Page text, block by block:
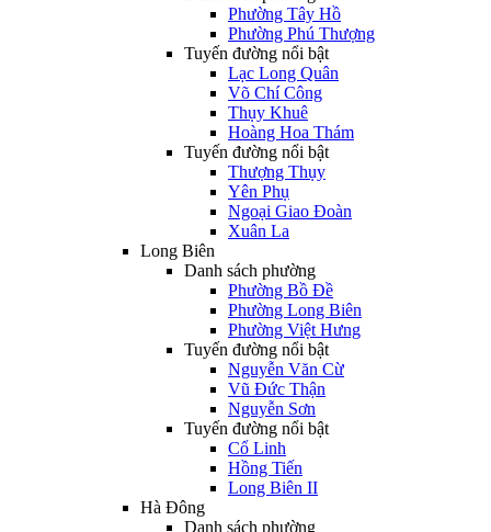
Phường Tây Hồ
Phường Phú Thượng
Tuyến đường nổi bật
Lạc Long Quân
Võ Chí Công
Thụy Khuê
Hoàng Hoa Thám
Tuyến đường nổi bật
Thượng Thụy
Yên Phụ
Ngoại Giao Đoàn
Xuân La
Long Biên
Danh sách phường
Phường Bồ Đề
Phường Long Biên
Phường Việt Hưng
Tuyến đường nổi bật
Nguyễn Văn Cừ
Vũ Đức Thận
Nguyễn Sơn
Tuyến đường nổi bật
Cổ Linh
Hồng Tiến
Long Biên II
Hà Đông
Danh sách phường